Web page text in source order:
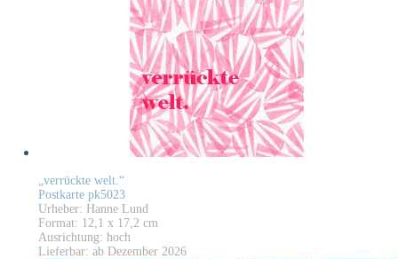
„verrückte welt.“
Postkarte pk5023
Urheber: Hanne Lund
Format: 12,1 x 17,2 cm
Ausrichtung: hoch
Lieferbar: ab Dezember 2026